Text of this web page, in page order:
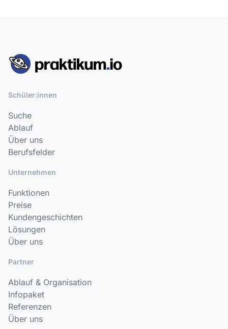
Schüler:innen
Suche
Ablauf
Über uns
Berufsfelder
Unternehmen
Funktionen
Preise
Kundengeschichten
Lösungen
Über uns
Partner
Ablauf & Organisation
Infopaket
Referenzen
Über uns